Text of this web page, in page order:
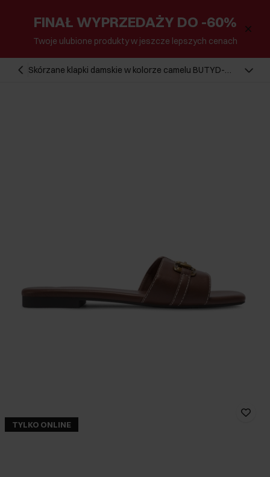
FINAŁ WYPRZEDAŻY DO -60%
Twoje ulubione produkty w jeszcze lepszych cenach
Skórzane klapki damskie w kolorze camelu BUTYD-
TYLKO ONLINE